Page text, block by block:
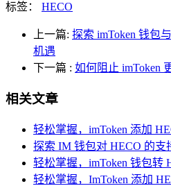
标签： HECO
上一篇: 探索 imToken 钱包
机遇
下一篇 : 如何阻止 imToken
相关文章
轻松掌握，imToken 添加
探索 IM 钱包对 HECO 的
轻松掌握，imToken 钱包转
轻松掌握，ImToken 添加